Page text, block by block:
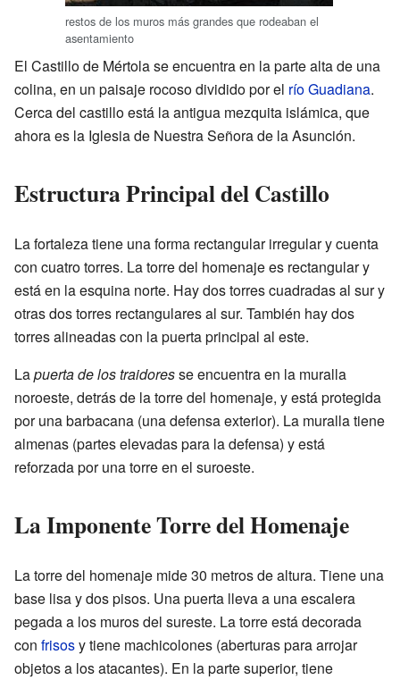
restos de los muros más grandes que rodeaban el
asentamiento
El Castillo de Mértola se encuentra en la parte alta de una
colina, en un paisaje rocoso dividido por el río Guadiana.
Cerca del castillo está la antigua mezquita islámica, que
ahora es la Iglesia de Nuestra Señora de la Asunción.
Estructura Principal del Castillo
La fortaleza tiene una forma rectangular irregular y cuenta
con cuatro torres. La torre del homenaje es rectangular y
está en la esquina norte. Hay dos torres cuadradas al sur y
otras dos torres rectangulares al sur. También hay dos
torres alineadas con la puerta principal al este.
Lapuerta de los traidoresse encuentra en la muralla
noroeste, detrás de la torre del homenaje, y está protegida
por una barbacana (una defensa exterior). La muralla tiene
almenas (partes elevadas para la defensa) y está
reforzada por una torre en el suroeste.
La Imponente Torre del Homenaje
La torre del homenaje mide 30 metros de altura. Tiene una
base lisa y dos pisos. Una puerta lleva a una escalera
pegada a los muros del sureste. La torre está decorada
con frisosy tiene machicolones (aberturas para arrojar
objetos a los atacantes). En la parte superior, tiene